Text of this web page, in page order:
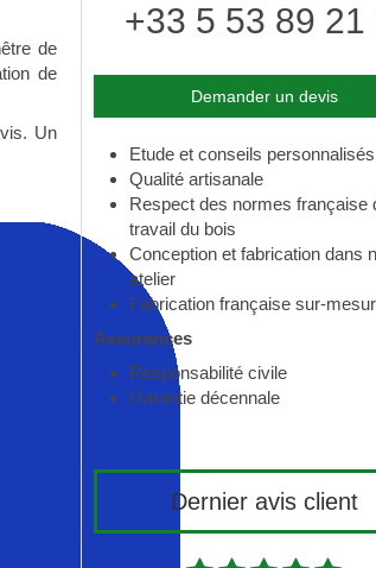
de
de
Un
+33 5 53 89 21
Demander un devis
Etude et conseils personnalisés
Qualité artisanale
Respect des normes française
travail du bois
Conception et fabrication dans
atelier
Fabrication française sur-
Assurances
Responsabilité civile
Garantie décennale
Dernier avis client